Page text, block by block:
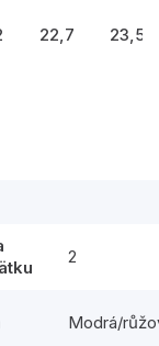
22,7 23,5
2
Modrá/